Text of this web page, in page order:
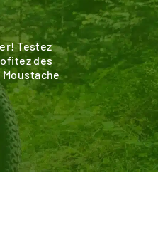
Testez
des